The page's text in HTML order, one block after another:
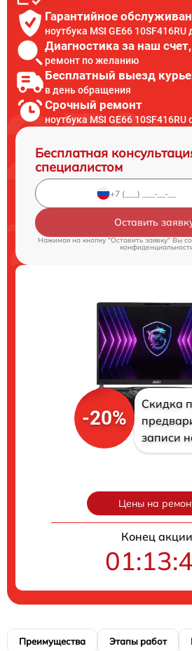
Гарантийное
ноутбука MSI GE66 10SF416RU
Диагностика за наш счет,
ремонт по желанию
Бесплатный выезд
в день обращения
Срочный ремонт
ноутбука MSI GE66 10SF416RU
Бесплатная
специалистом
Оставить
Нажимая на кнопку "Оставить заявку" Вы
-20%
Скидка
записи
Цены на
Конец акции
Преимущества Этапы работ